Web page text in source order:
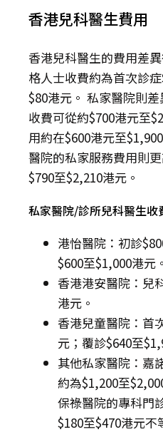
香港兒科醫生費用
香港兒科醫生的費用差
格人士收費約為首次診
$80港元。 私家醫院則
收費可從約$700港元至
用約在$600港元至
醫院的私家服務費用則
$790至$2,210港元。
私家醫院/診所兒科醫生收
港怡醫院：初診
$600至$1,000港元。
香港港安醫院：兒
港元。
香港兒童醫院：首
元；覆診$640至
其他私家醫院：嘉
約為$1,200至
保祿醫院的專科門
$180至$470港元